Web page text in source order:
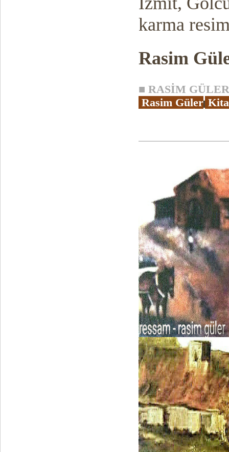
karma
Rasim
■ RASİM
Rasim Güler